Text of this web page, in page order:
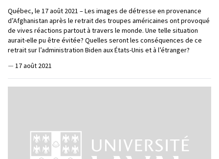
Québec, le 17 août 2021 – Les images de détresse en provenance
d’Afghanistan après le retrait des troupes américaines ont provoqué
de vives réactions partout à travers le monde. Une telle situation
aurait-elle pu être évitée? Quelles seront les conséquences de ce
retrait sur l’administration Biden aux États-Unis et à l’étranger?
— 17 août 2021